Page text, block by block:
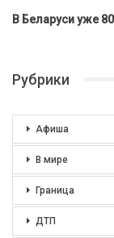
В Беларуси уже
Рубрики
Афиша
В мире
Граница
ДТП